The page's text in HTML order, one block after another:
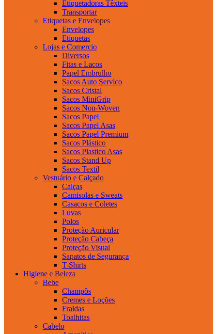
Etiquetadoras Têxteis
Transportar
Etiquetas e Envelopes
Envelopes
Etiquetas
Lojas e Comercio
Diversos
Fitas e Lacos
Papel Embrulho
Sacos Auto Servico
Sacos Cristal
Sacos MiniGrip
Sacos Non-Woven
Sacos Papel
Sacos Papel Asas
Sacos Papel Premium
Sacos Plástico
Sacos Plastico Asas
Sacos Stand Up
Sacos Textil
Vestuário e Calçado
Calças
Camisolas e Sweats
Casacos e Coletes
Luvas
Polos
Proteção Auricular
Proteção Cabeça
Proteção Visual
Sapatos de Segurança
T-Shirts
Higiene e Beleza
Bebe
Champôs
Cremes e Loções
Fraldas
Toalhitas
Cabelo